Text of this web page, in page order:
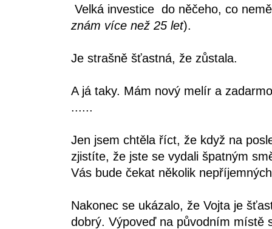
Velká investice do něčeho, co
znám více než 25 let).
Je strašně šťastná, že zůstala.
A já taky. Mám nový melír a
......
Jen jsem chtěla říct, že když na
zjistíte, že jste se vydali špatným
Vás bude čekat několik
Nakonec se ukázalo, že Vojta je
dobrý. Výpoveď na původním místě